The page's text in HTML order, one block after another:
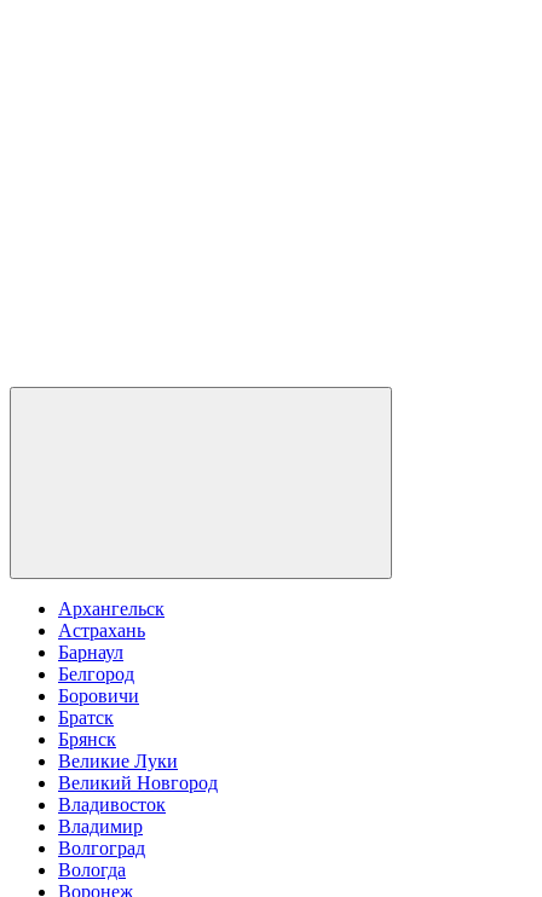
Архангельск
Астрахань
Барнаул
Белгород
Боровичи
Братск
Брянск
Великие Луки
Великий Новгород
Владивосток
Владимир
Волгоград
Вологда
Воронеж